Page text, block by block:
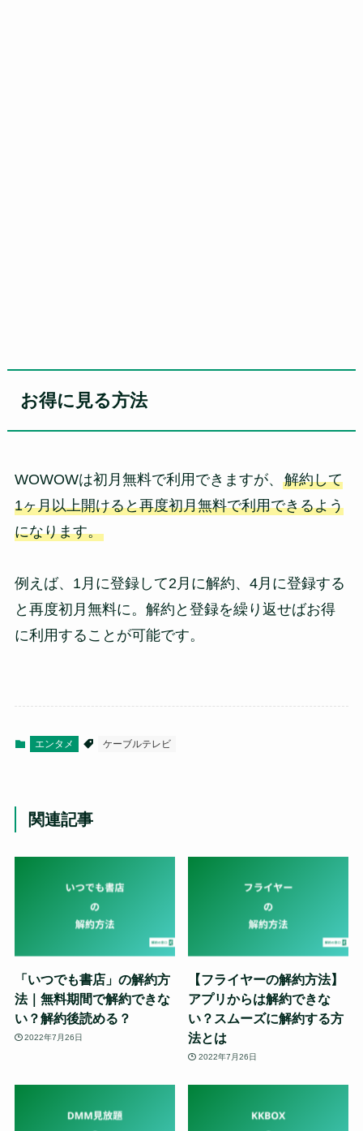
お得に見る方法
WOWOWは初月無料で利用できますが、 解約して
1ヶ月以上開けると再度初月無料で利用できるよう
になります。
例えば、1月に登録して2月に解約、4月に登録する
と再度初月無料に。解約と登録を繰り返せばお得
に利用することが可能です。
エンタメ ケーブルテレビ
関連記事
「いつでも書店」の解約方
法｜無料期間で解約できな
い？解約後読める？
2022年7月26日
【フライヤーの解約方法】
アプリからは解約できな
い？スムーズに解約する方
法とは
2022年7月26日